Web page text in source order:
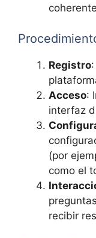
Registro
Acceso:
interfaz
(por
como el
recibir